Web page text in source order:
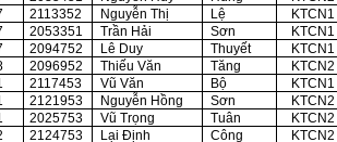
2113352 Nguyễn Thị Lệ
KTCN1
2053351 Trần Hải Sơn
KTCN1
2094752 Lê Duy Thuyết
KTCN1
2096952 Thiếu Văn Tăng
KTCN2
2117453 Vũ Văn Bộ
KTCN1
2121953 Nguyễn Hồng Sơn
KTCN2
2025753 Vũ Trọng Tuân
KTCN2
2124753 Lại Định Công
KTCN2